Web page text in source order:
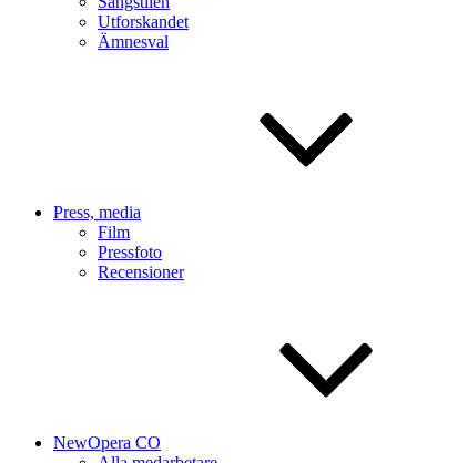
Utforskandet
Ämnesval
Press, media
Film
Pressfoto
Recensioner
NewOpera CO